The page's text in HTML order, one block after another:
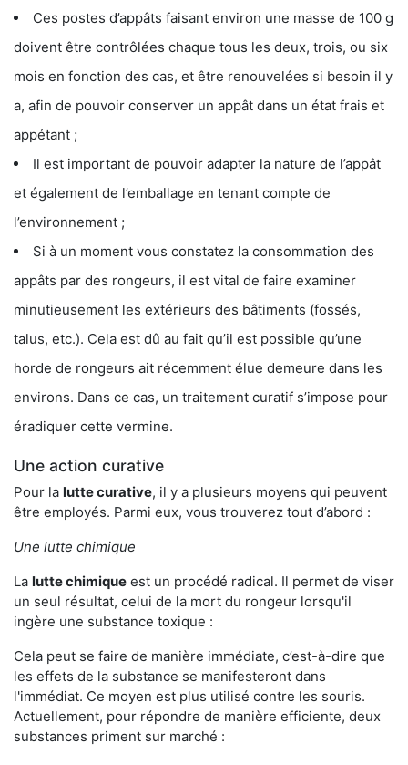
Ces postes d’appâts faisant environ une masse de 100 g
doivent être contrôlées chaque tous les deux, trois, ou six
mois en fonction des cas, et être renouvelées si besoin il y
a, afin de pouvoir conserver un appât dans un état frais et
appétant ;
Il est important de pouvoir adapter la nature de l’appât
et également de l’emballage en tenant compte de
l’environnement ;
Si à un moment vous constatez la consommation des
appâts par des rongeurs, il est vital de faire examiner
minutieusement les extérieurs des bâtiments (fossés,
talus, etc.). Cela est dû au fait qu’il est possible qu’une
horde de rongeurs ait récemment élue demeure dans les
environs. Dans ce cas, un traitement curatif s’impose pour
éradiquer cette vermine.
Une action curative
Pour la lutte curative, il y a plusieurs moyens qui peuvent
être employés. Parmi eux, vous trouverez tout d’abord :
Une lutte chimique
La lutte chimique est un procédé radical. Il permet de viser
un seul résultat, celui de la mort du rongeur lorsqu'il
ingère une substance toxique :
Cela peut se faire de manière immédiate, c’est-à-dire que
les effets de la substance se manifesteront dans
l'immédiat. Ce moyen est plus utilisé contre les souris.
Actuellement, pour répondre de manière efficiente, deux
substances priment sur marché :